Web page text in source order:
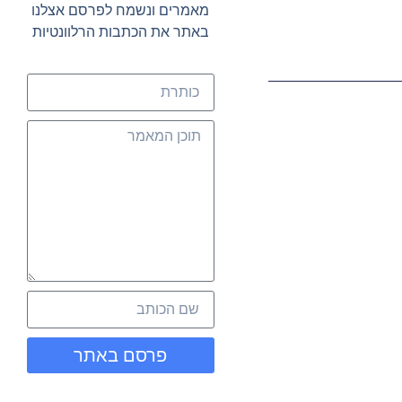
מאמרים ונשמח לפרסם אצלנו
באתר את הכתבות הרלוונטיות
פרסם באתר